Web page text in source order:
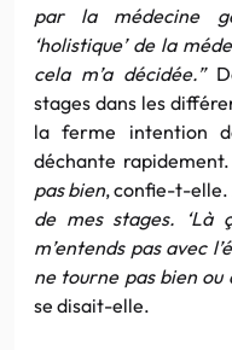
par la médecine
‘holistique’ de la
cela m’a décidée.”
stages dans les
la ferme intention
déchante rapidement.
pas bien, confie-t-elle.
de mes stages.
m’entends pas avec
ne tourne pas bien ou
se disait-elle.